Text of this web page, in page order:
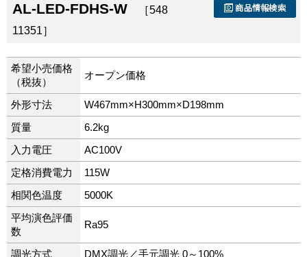
AL-LED-FDHS-W ［548
11351］
希望小売価格
（税抜）
オープン価格
外形寸法 W467mm×H300mm×D198mm
質量 6.2kg
入力電圧 AC100V
定格消費電力 115W
相関色温度 5000K
平均演色評価
数
Ra95
調光方式 DMX調光／手元調光 0～100%